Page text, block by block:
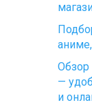
Обзор
—
и